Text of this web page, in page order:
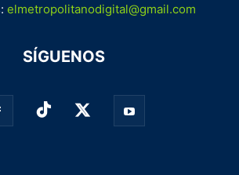
elmetropolitanodigital@gmail.com
SÍGUENOS